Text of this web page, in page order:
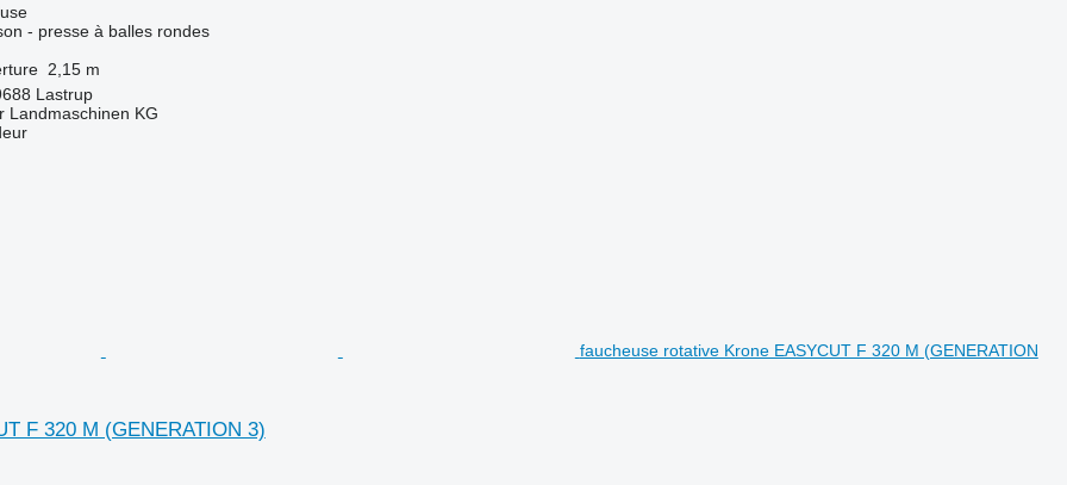
- presse à balles rondes
2,15 m
Lastrup
Landmaschinen KG
faucheuse rotative Krone EASYCUT F 320 M (GENERATION
F 320 M (GENERATION 3)